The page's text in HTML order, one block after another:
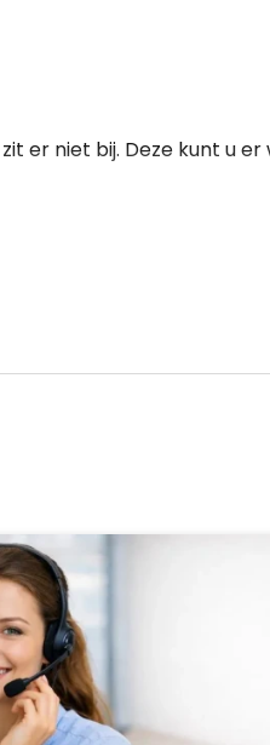
zit er niet bij. Deze kunt u er